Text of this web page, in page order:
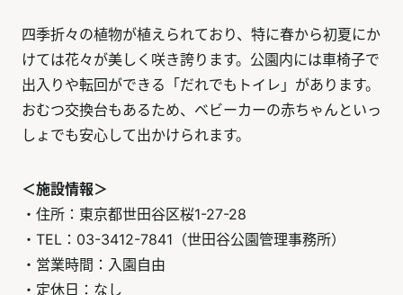
四季折々の植物が植えられており、特に春から初夏にか
けては花々が美しく咲き誇ります。公園内には車椅子で
出入りや転回ができる「だれでもトイレ」があります。
おむつ交換台もあるため、ベビーカーの赤ちゃんといっ
しょでも安心して出かけられます。
＜施設情報＞
・住所：東京都世田谷区桜1-27-28
・TEL：03-3412-7841（世田谷公園管理事務所）
・営業時間：入園自由
・定休日：なし